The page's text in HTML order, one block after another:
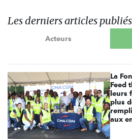
Les derniers articles publiés
Acteurs
La
Feed
leurs
plus
aux